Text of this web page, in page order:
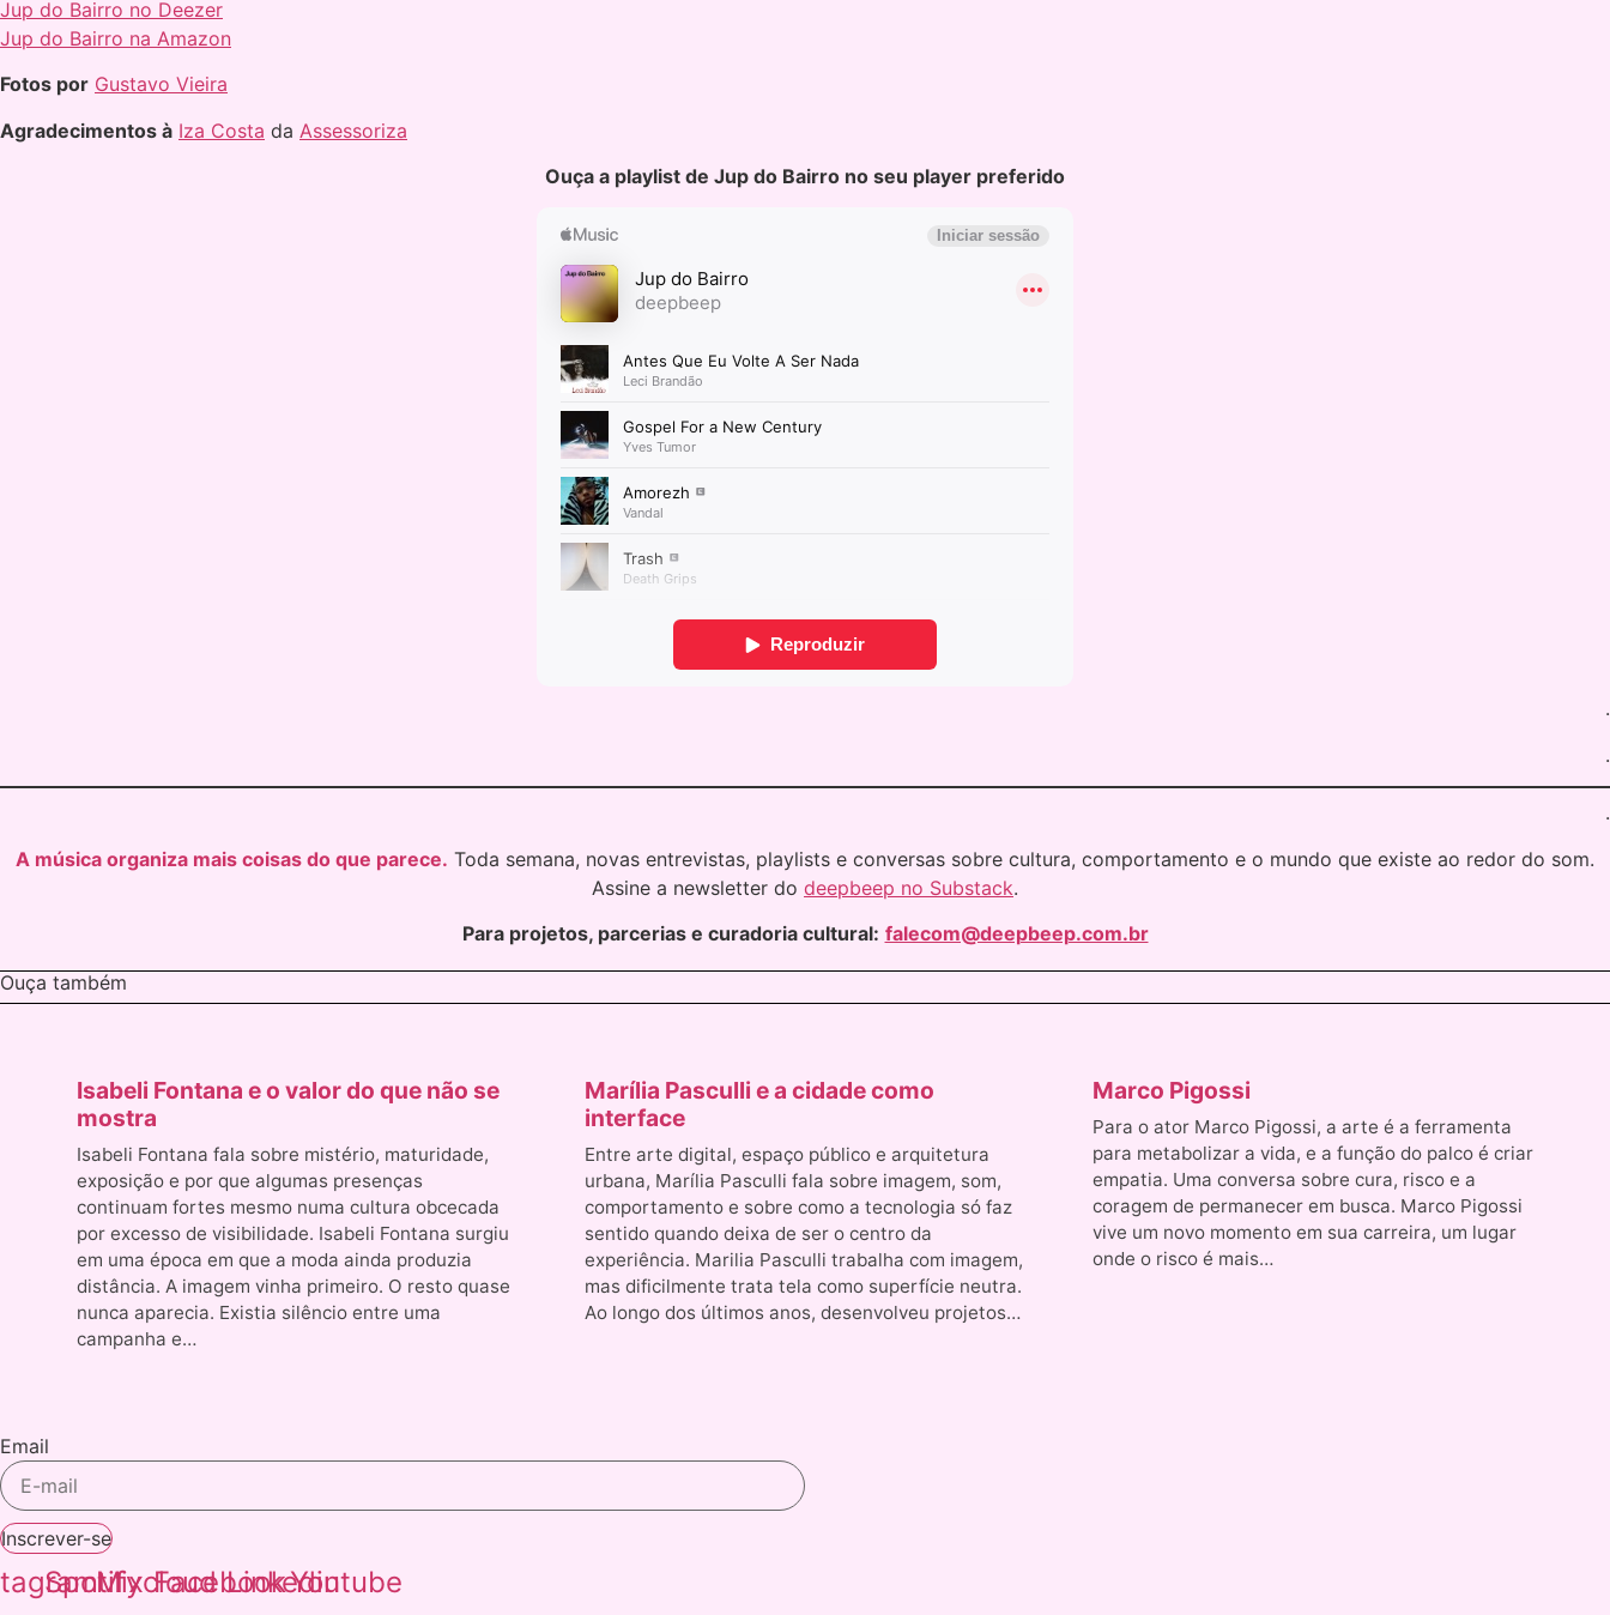
Jup do Bairro no Deezer
Jup do Bairro na Amazon
Fotos por Gustavo Vieira
Agradecimentos à Iza Costa da Assessoriza
Ouça a playlist de Jup do Bairro no seu player preferido
.
.
.
A música organiza mais coisas do que parece. Toda semana, novas entrevistas, playlists e conversas sobre cultura, comportamento e o mundo que existe ao redor do som.
Assine a newsletter do deepbeep no Substack.
Para projetos, parcerias e curadoria cultural: falecom@deepbeep.com.br
Ouça também
Isabeli Fontana e o valor do que não se
mostra
Isabeli Fontana fala sobre mistério, maturidade,
exposição e por que algumas presenças
continuam fortes mesmo numa cultura obcecada
por excesso de visibilidade. Isabeli Fontana surgiu
em uma época em que a moda ainda produzia
distância. A imagem vinha primeiro. O resto quase
nunca aparecia. Existia silêncio entre uma
campanha e…
Marília Pasculli e a cidade como
interface
Entre arte digital, espaço público e arquitetura
urbana, Marília Pasculli fala sobre imagem, som,
comportamento e sobre como a tecnologia só faz
sentido quando deixa de ser o centro da
experiência. Marilia Pasculli trabalha com imagem,
mas dificilmente trata tela como superfície neutra.
Ao longo dos últimos anos, desenvolveu projetos…
Marco Pigossi
Para o ator Marco Pigossi, a arte é a ferramenta
para metabolizar a vida, e a função do palco é criar
empatia. Uma conversa sobre cura, risco e a
coragem de permanecer em busca. Marco Pigossi
vive um novo momento em sua carreira, um lugar
onde o risco é mais…
Email
Inscrever-se
SpotifyMixcloud
Facebook
LinkedinYoutube